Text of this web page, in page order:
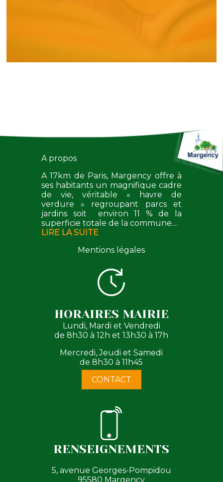
A propos
A 17km de Paris, Margency offre à
ses habitants un magnifique cadre
de vie, véritable « havre de
verdure » regroupant parcs et
jardins soit environ 11 % de la
superficie totale de la commune....
LIRE LA SUITE
Mentions légales
HORAIRES MAIRIE
Lundi, Mardi et Vendredi
de 8h30 à 12h et 13h30 à 17h
Mercredi, Jeudi et Samedi
de 8h30 à 11h45
CONTACT
RENSEIGNEMENTS
5, avenue Georges-Pompidou
95580 Margency